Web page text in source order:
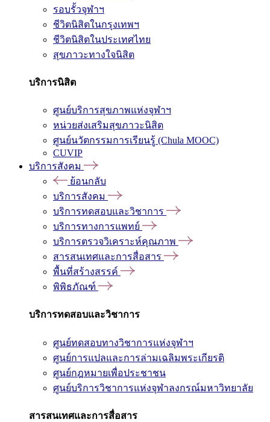
รอบรั้วจุฬาฯ
ชีวิตนิสิตในกรุงเทพฯ
ชีวิตนิสิตในประเทศไทย
สุขภาวะทางใจนิสิต
บริการนิสิต
ศูนย์บริการสุขภาพแห่งจุฬาฯ
หน่วยส่งเสริมสุขภาวะนิสิต
ศูนย์นวัตกรรมการเรียนรู้ (Chula MOOC)
CUVIP
บริการสังคม
ย้อนกลับ
บริการสังคม
บริการทดสอบและวิชาการ
บริการทางการแพทย์
บริการตรวจวิเคราะห์คุณภาพ
สารสนเทศและการสื่อสาร
พื้นที่สร้างสรรค์
พิพิธภัณฑ์
บริการทดสอบและวิชาการ
ศูนย์ทดสอบทางวิชาการแห่งจุฬาฯ
ศูนย์การแปลและการล่ามเฉลิมพระเกียรติ
ศูนย์กฎหมายเพื่อประชาชน
ศูนย์บริการวิชาการแห่งจุฬาลงกรณ์มหาวิทยาลัย
สารสนเทศและการสื่อสาร